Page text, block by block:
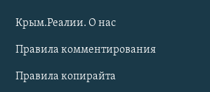
Крым.Реалии. О нас
Правила комментирования
Правила копирайта